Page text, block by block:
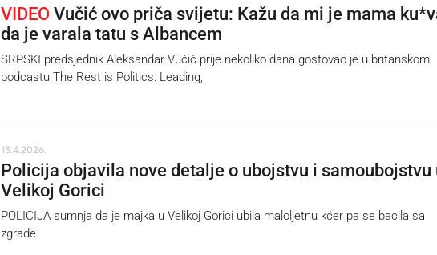
VIDEO Vučić ovo priča svijetu: Kažu da mi je mama
da je varala tatu s Albancem
SRPSKI predsjednik Aleksandar Vučić prije nekoliko dana gostovao je u britanskom
podcastu The Rest is Politics: Leading,
13.4.2026.
Policija objavila nove detalje o ubojstvu i samoubojstvu
Velikoj Gorici
POLICIJA sumnja da je majka u Velikoj Gorici ubila maloljetnu kćer pa se bacila sa
zgrade.